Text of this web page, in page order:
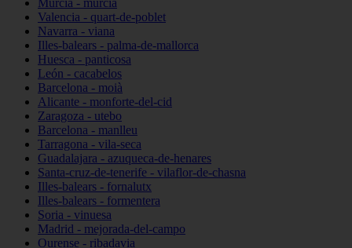
Murcia - murcia
Valencia - quart-de-poblet
Navarra - viana
Illes-balears - palma-de-mallorca
Huesca - panticosa
León - cacabelos
Barcelona - moià
Alicante - monforte-del-cid
Zaragoza - utebo
Barcelona - manlleu
Tarragona - vila-seca
Guadalajara - azuqueca-de-henares
Santa-cruz-de-tenerife - vilaflor-de-chasna
Illes-balears - fornalutx
Illes-balears - formentera
Soria - vinuesa
Madrid - mejorada-del-campo
Ourense - ribadavia